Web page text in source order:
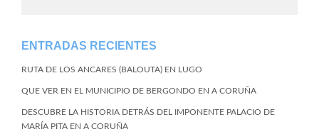
ENTRADAS RECIENTES
RUTA DE LOS ANCARES (BALOUTA) EN LUGO
QUE VER EN EL MUNICIPIO DE BERGONDO EN A CORUÑA
DESCUBRE LA HISTORIA DETRÁS DEL IMPONENTE PALACIO DE
MARÍA PITA EN A CORUÑA